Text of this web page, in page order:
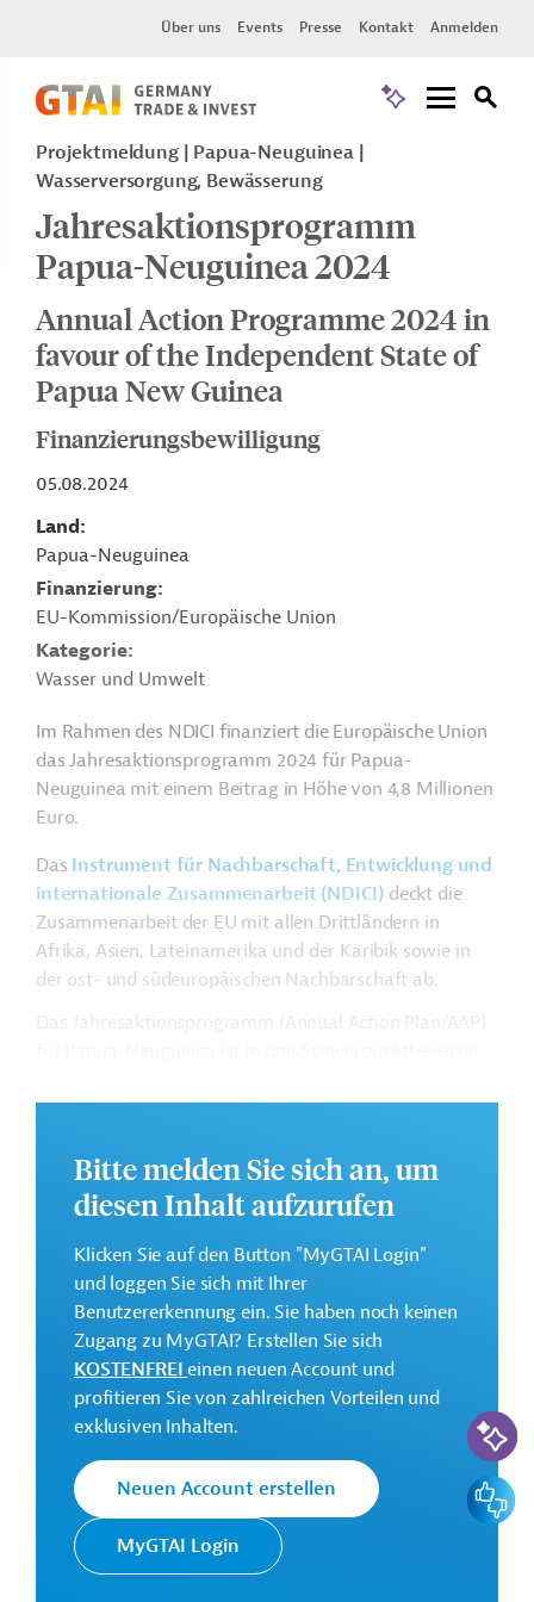
Über uns Events Presse Kontakt Anmelden
Projektmeldung
Papua-Neuguinea
Wasserversorgung, Bewässerung
Jahresaktionsprogramm
Papua-Neuguinea 2024
Annual Action Programme 2024 in
favour of the Independent State of
Papua New Guinea
Finanzierungsbewilligung
05.08.2024
Land
Papua-Neuguinea
Finanzierung
EU-Kommission/Europäische Union
Kategorie
Wasser und Umwelt
Im Rahmen des NDICI finanziert die Europäische Union
das Jahresaktionsprogramm 2024 für Papua-
Neuguinea mit einem Beitrag in Höhe von 4,8 Millionen
Euro.
Das Instrument für Nachbarschaft, Entwicklung und
internationale Zusammenarbeit (NDICI) deckt die
Zusammenarbeit der EU mit allen Drittländern in
Afrika, Asien, Lateinamerika und der Karibik sowie in
der ost- und südeuropäischen Nachbarschaft ab.
ausgewählten Städten;
Annex 2: Stärkung der Rolle der EU als
Referenzpartner für Papua-Neuguinea bei
Annex 3: Unterstützungsmaßnahmen zur Stärkung
der Zivilgesellschaft.
Dieses Projekt gehört zu derEU-
Konnektivitätsinitiative Global Gateway.
Weitere Informationen über das
Jahresaktionsprogramm finden Sie in den
Originaldokumenten, die zum Download bereitstehen.
Bei Fragen wenden Sie sich bitte an das Brüsseler Büro
von Germany Trade & Invest unter projekte@gtai.de.
Bitte melden Sie sich an, um
diesen Inhalt aufzurufen
Klicken Sie auf den Button "MyGTAI Login"
und loggen Sie sich mit Ihrer
Benutzererkennung ein. Sie haben noch keinen
Zugang zu MyGTAI? Erstellen Sie sich
KOSTENFREIeinen neuen Account und
profitieren Sie von zahlreichen Vorteilen und
exklusiven Inhalten.
Neuen Account erstellen
MyGTAI Login
KI-